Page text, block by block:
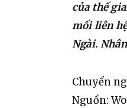
của thế
mối liên
Ngài.
Chuyển
Nguồn: